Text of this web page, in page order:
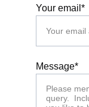
Your email*
Message*